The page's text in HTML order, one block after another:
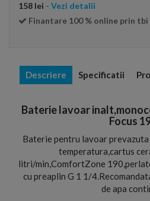
158 lei - Vezi detalii
Finantare 100 % online prin tbi
Descriere Specificatii
Baterie lavoar
Focus
Baterie pentru lavoar
temperatura,cartus
litri/min,ComfortZone
cu preaplin G 1 1/
de apa